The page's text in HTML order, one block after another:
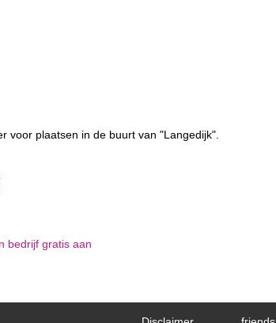
voor plaatsen in de buurt van "Langedijk".
bedrijf gratis aan